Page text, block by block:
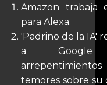
Amazon trabaja
para Alexa.
'Padrino de la IA'
a Google
temores sobre su